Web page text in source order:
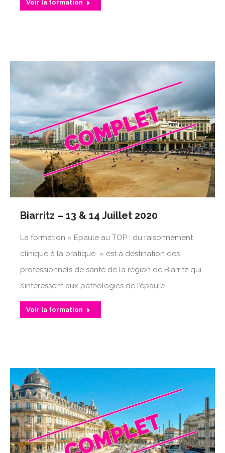
Voir la formation
Biarritz – 13 & 14 Juillet 2020
La formation « Epaule au TOP : du raisonnement
clinique à la pratique » est à destination des
professionnels de santé de la région de Biarritz qui
s’intéressent aux pathologies de l’épaule.
Voir la formation